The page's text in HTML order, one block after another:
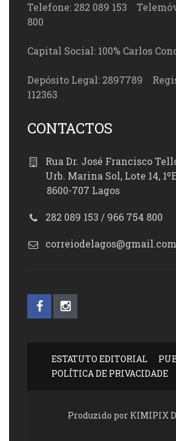
Telefone: 282 089 153
800
Capital Social: 100% Carlos
Depósito Legal: 2897789
112363
CONTACTOS
Rua Dr. José Francisco
Urb. Marina Sol, Lote 14, 1ºE
8600-707 Lagos
282 089 153 / 966 754 800
correiodelagos@gmail.com
ESTATUTO EDITORIAL
POLÍTICA DE PRIVACIDADE
Produzido por KIMIPIX